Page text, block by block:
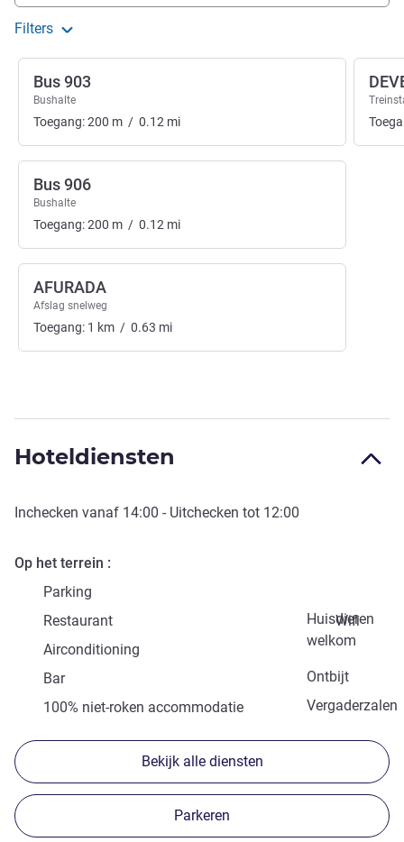
Filters
Bus 903
Bushalte
Toegang:200 m / 0.12 mi
Bus 906
Bushalte
Toegang:200 m / 0.12 mi
AFURADA
Afslag snelweg
Toegang: 1 km / 0.63 mi
Hoteldiensten
Inchecken vanaf 14:00 - Uitchecken tot 12:00
Op het terrein
Parking
Huisdieren
welkom
Restaurant
Wifi
Airconditioning
Ontbijt
Bar
Vergaderzalen
100% niet-roken accommodatie
Bekijk alle diensten
Parkeren